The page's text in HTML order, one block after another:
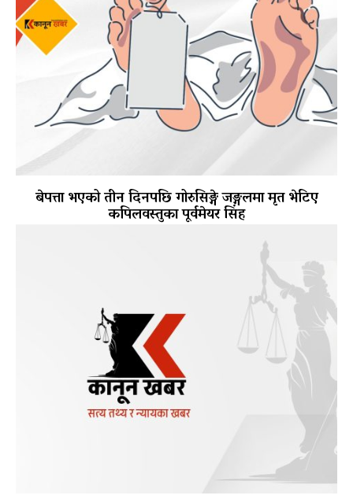
बेपत्ता भएको तीन दिनपछि गोरुसिङ्गे जङ्गलमा मृत भेटिए
कपिलवस्तुका पूर्वमेयर सिंह